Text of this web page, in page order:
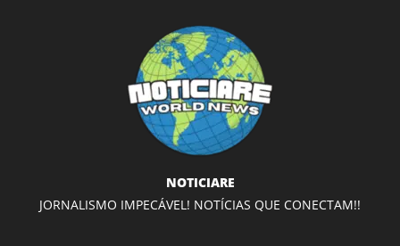
NOTICIARE
JORNALISMO IMPECÁVEL! NOTÍCIAS QUE CONECTAM!!